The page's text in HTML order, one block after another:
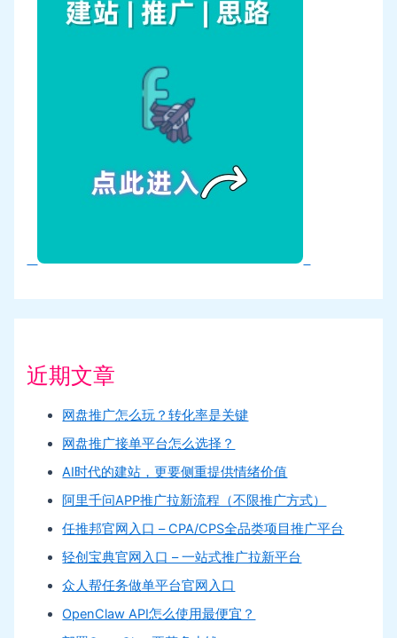
近期文章
网盘推广怎么玩？转化率是关键
网盘推广接单平台怎么选择？
AI时代的建站，更要侧重提供情绪价值
阿里千问APP推广拉新流程（不限推广方式）
任推邦官网入口 – CPA/CPS全品类项目推广平台
轻创宝典官网入口 – 一站式推广拉新平台
众人帮任务做单平台官网入口
OpenClaw API怎么使用最便宜？